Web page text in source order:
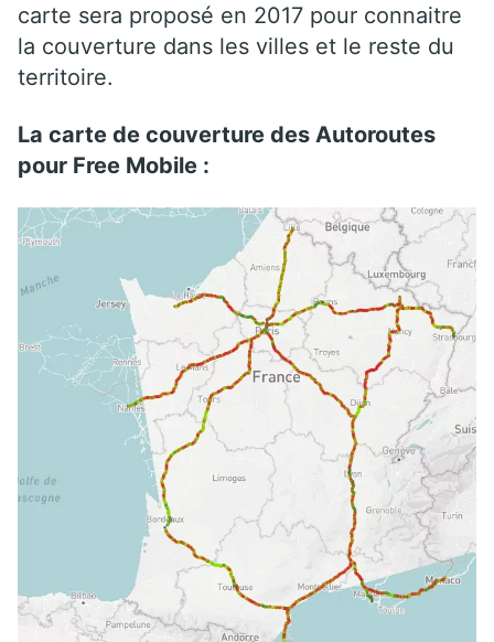
carte sera proposé en 2017 pour connaitre
la couverture dans les villes et le reste du
territoire.
La carte de couverture des Autoroutes
pour Free Mobile :